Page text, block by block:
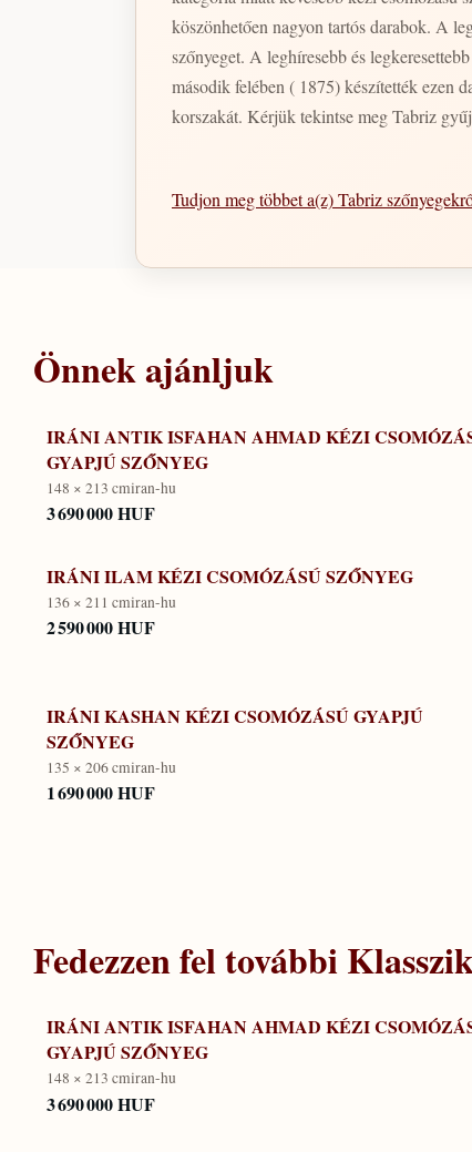
köszönhetően nagyon tartós darabok. A
szőnyeget. A leghíresebb és
második felében ( 1875) készítették ezen
korszakát. Kérjük tekintse meg Tabriz
Tudjon meg többet a(z) Tabriz
Önnek ajánljuk
IRÁNI ANTIK ISFAHAN AHMAD KÉZI
GYAPJÚ SZŐNYEG
148 × 213 cmiran-hu
3 690 000 HUF
IRÁNI ILAM KÉZI CSOMÓZÁSÚ SZŐNYEG
136 × 211 cmiran-hu
2 590 000 HUF
IRÁNI KASHAN KÉZI CSOMÓZÁSÚ GYAPJÚ
SZŐNYEG
135 × 206 cmiran-hu
1 690 000 HUF
Fedezzen fel további
IRÁNI ANTIK ISFAHAN AHMAD KÉZI
GYAPJÚ SZŐNYEG
148 × 213 cmiran-hu
3 690 000 HUF